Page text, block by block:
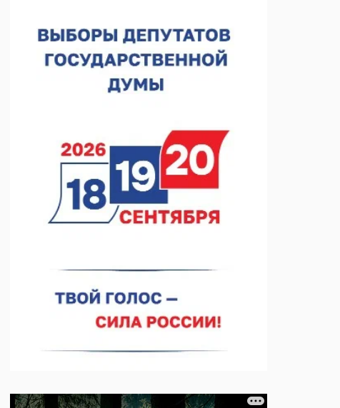
06.08.2026 15:26
Видели ночь, бежали всю ночь... На
Нижневолжской набережной прошел необычный
06.08.2026 15:05
Нижегородские хирурги выполнили трансоральную
операцию на щитовидной железе
06.08.2026 15:03